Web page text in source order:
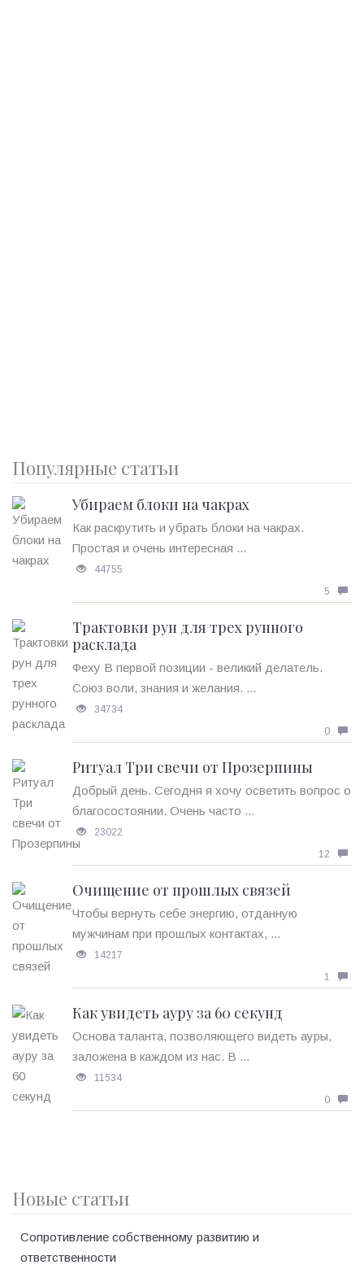
Популярные статьи
Убираем блоки на чакрах
Как раскрутить и убрать блоки на чакрах.
Простая и очень интересная ...
44755
5
Трактовки рун для трех рунного
расклада
Феху В первой позиции - великий делатель.
Союз воли, знания и желания. ...
34734
0
Ритуал Три свечи от Прозерпины
Добрый день. Сегодня я хочу осветить вопрос о
благосостоянии. Очень часто ...
23022
12
Очищение от прошлых связей
Чтобы вернуть себе энергию, отданную
мужчинам при прошлых контактах, ...
14217
1
Как увидеть ауру за 60 секунд
Основа таланта, позволяющего видеть ауры,
заложена в каждом из нас. В ...
11534
0
Новые статьи
Сопротивление собственному развитию и
ответственности